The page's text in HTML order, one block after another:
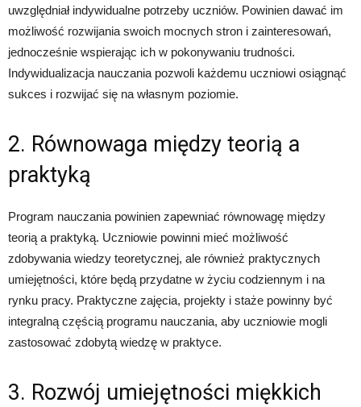
uwzględniał indywidualne potrzeby uczniów. Powinien dawać im
możliwość rozwijania swoich mocnych stron i zainteresowań,
jednocześnie wspierając ich w pokonywaniu trudności.
Indywidualizacja nauczania pozwoli każdemu uczniowi osiągnąć
sukces i rozwijać się na własnym poziomie.
2. Równowaga między teorią a
praktyką
Program nauczania powinien zapewniać równowagę między
teorią a praktyką. Uczniowie powinni mieć możliwość
zdobywania wiedzy teoretycznej, ale również praktycznych
umiejętności, które będą przydatne w życiu codziennym i na
rynku pracy. Praktyczne zajęcia, projekty i staże powinny być
integralną częścią programu nauczania, aby uczniowie mogli
zastosować zdobytą wiedzę w praktyce.
3. Rozwój umiejętności miękkich